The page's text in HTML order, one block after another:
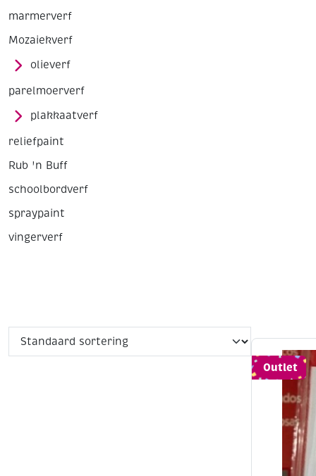
marmerverf
Mozaiekverf
olieverf
parelmoerverf
plakkaatverf
reliefpaint
Rub 'n Buff
schoolbordverf
spraypaint
vingerverf
Outlet